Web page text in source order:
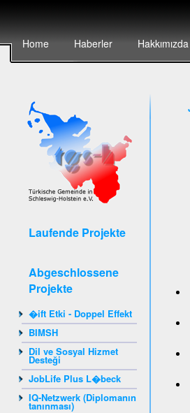
Home Haberler Hakkımızda
Laufende Projekte
Abgeschlossene
Projekte
�ift Etki - Doppel Effekt
BIMSH
Dil ve Sosyal Hizmet
Desteği
JobLife Plus L�beck
IQ-Netzwerk (Diplomanın
tanınması)